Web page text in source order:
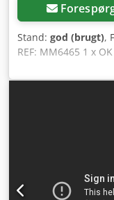
Stand: god (brugt),
REF: MM6465 1 x
kontinuerlig
højdejusterbar
Group. Model –